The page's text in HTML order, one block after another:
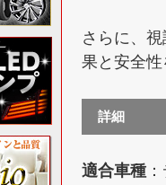
さらに、
果と安全性
詳細
適合車種